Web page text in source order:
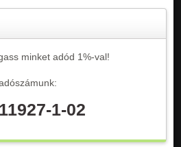
minket adód 1%-val!
1-02